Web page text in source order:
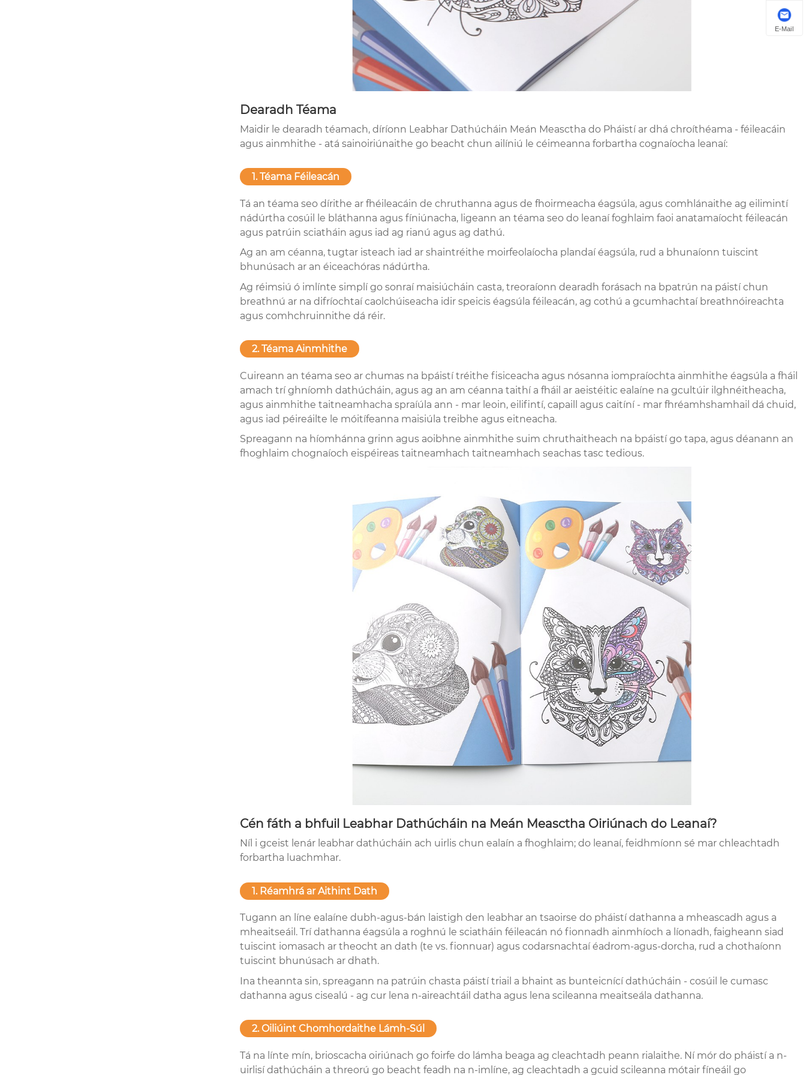
Dearadh Téama
Maidir le dearadh téamach, díríonn Leabhar Dathúcháin Meán Measctha do Pháistí ar dhá chroíthéama - féileacáin
agus ainmhithe - atá sainoiriúnaithe go beacht chun ailíniú le céimeanna forbartha cognaíocha leanaí:
1. Téama Féileacán
Tá an téama seo dírithe ar fhéileacáin de chruthanna agus de fhoirmeacha éagsúla, agus comhlánaithe ag eilimintí
nádúrtha cosúil le bláthanna agus fíniúnacha, ligeann an téama seo do leanaí foghlaim faoi anatamaíocht féileacán
agus patrúin sciatháin agus iad ag rianú agus ag dathú.
Ag an am céanna, tugtar isteach iad ar shaintréithe moirfeolaíocha plandaí éagsúla, rud a bhunaíonn tuiscint
bhunúsach ar an éiceachóras nádúrtha.
Ag réimsiú ó imlínte simplí go sonraí maisiúcháin casta, treoraíonn dearadh forásach na bpatrún na páistí chun
breathnú ar na difríochtaí caolchúiseacha idir speicis éagsúla féileacán, ag cothú a gcumhachtaí breathnóireachta
agus comhchruinnithe dá réir.
2. Téama Ainmhithe
Cuireann an téama seo ar chumas na bpáistí tréithe fisiceacha agus nósanna iompraíochta ainmhithe éagsúla a fháil
amach trí ghníomh dathúcháin, agus ag an am céanna taithí a fháil ar aeistéitic ealaíne na gcultúir ilghnéitheacha,
agus ainmhithe taitneamhacha spraíúla ann - mar leoin, eilifintí, capaill agus caitíní - mar fhréamhshamhail dá chuid,
agus iad péireáilte le móitífeanna maisiúla treibhe agus eitneacha.
Spreagann na híomhánna grinn agus aoibhne ainmhithe suim chruthaitheach na bpáistí go tapa, agus déanann an
fhoghlaim chognaíoch eispéireas taitneamhach taitneamhach seachas tasc tedious.
Cén fáth a bhfuil Leabhar Dathúcháin na Meán Measctha Oiriúnach do Leanaí?
Níl i gceist lenár leabhar dathúcháin ach uirlis chun ealaín a fhoghlaim; do leanaí, feidhmíonn sé mar chleachtadh
forbartha luachmhar.
1. Réamhrá ar Aithint Dath
Tugann an líne ealaíne dubh-agus-bán laistigh den leabhar an tsaoirse do pháistí dathanna a mheascadh agus a
mheaitseáil. Trí dathanna éagsúla a roghnú le sciatháin féileacán nó fionnadh ainmhíoch a líonadh, faigheann siad
tuiscint iomasach ar theocht an dath (te vs. fionnuar) agus codarsnachtaí éadrom-agus-dorcha, rud a chothaíonn
tuiscint bhunúsach ar dhath.
Ina theannta sin, spreagann na patrúin chasta páistí triail a bhaint as bunteicnící dathúcháin - cosúil le cumasc
dathanna agus cisealú - ag cur lena n-aireachtáil datha agus lena scileanna meaitseála dathanna.
2. Oiliúint Chomhordaithe Lámh-Súl
Tá na línte mín, brioscacha oiriúnach go foirfe do lámha beaga ag cleachtadh peann rialaithe. Ní mór do pháistí a n-
uirlisí dathúcháin a threorú go beacht feadh na n-imlíne, ag cleachtadh a gcuid scileanna mótair fíneáil go
E-Mail